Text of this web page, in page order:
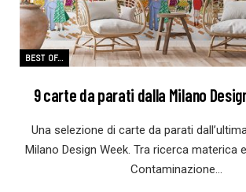
BEST OF...
9 carte da parati dalla Milano
Una selezione di carte da parati
Milano Design Week. Tra ricerca materica
Contaminazione…